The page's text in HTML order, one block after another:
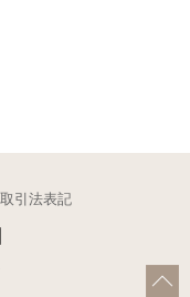
引法表記